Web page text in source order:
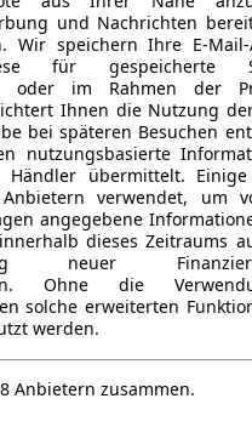
und Nachrichten
Wir speichern Ihre E-Mail-
für gespeicherte
oder im Rahmen der
Ihnen die Nutzung
bei späteren Besuchen
nutzungsbasierte
übermittelt. Einige
verwendet, um
angegebene
dieses Zeitraums
neuer
Ohne die
solche erweiterten
werden.
Anbietern zusammen.
SUV / Pickup5 Türen
CarPlay, Beheizbares
Sensoren hinten,
LED, LED-
Sitzheizung,
G